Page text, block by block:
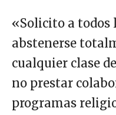
«Solicito a todos
abstenerse
cualquier clase
no prestar
programas